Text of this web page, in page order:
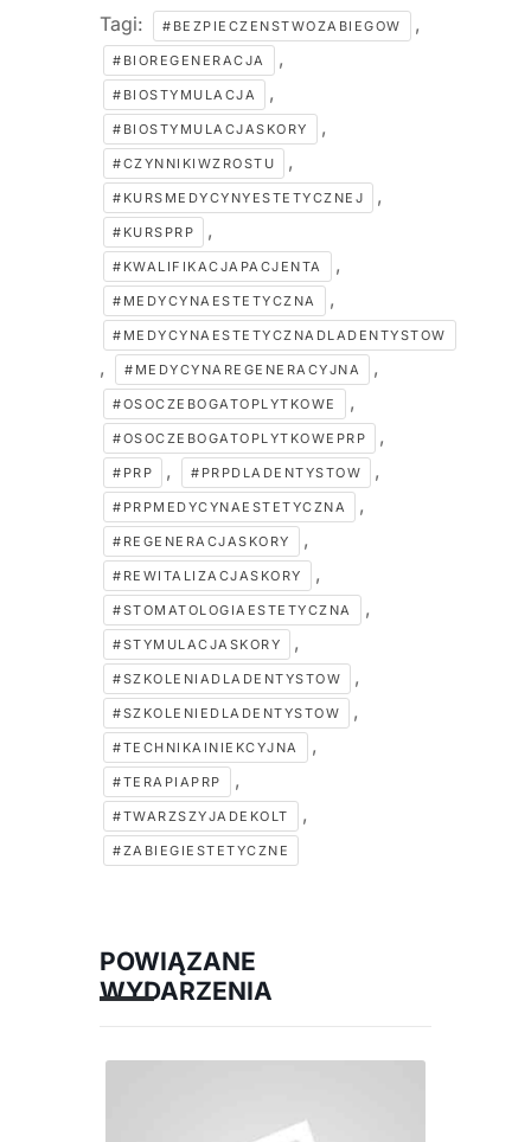
Tagi: #BEZPIECZENSTWOZABIEGOW ,
#BIOREGENERACJA ,
#BIOSTYMULACJA ,
#BIOSTYMULACJASKORY ,
#CZYNNIKIWZROSTU ,
#KURSMEDYCYNYESTETYCZNEJ ,
#KURSPRP ,
#KWALIFIKACJAPACJENTA ,
#MEDYCYNAESTETYCZNA ,
#MEDYCYNAESTETYCZNADLADENTYSTOW
, #MEDYCYNAREGENERACYJNA ,
#OSOCZEBOGATOPLYTKOWE ,
#OSOCZEBOGATOPLYTKOWEPRP ,
#PRP , #PRPDLADENTYSTOW ,
#PRPMEDYCYNAESTETYCZNA ,
#REGENERACJASKORY ,
#REWITALIZACJASKORY ,
#STOMATOLOGIAESTETYCZNA ,
#STYMULACJASKORY ,
#SZKOLENIADLADENTYSTOW ,
#SZKOLENIEDLADENTYSTOW ,
#TECHNIKAINIEKCYJNA ,
#TERAPIAPRP ,
#TWARZSZYJADEKOLT ,
#ZABIEGIESTETYCZNE
POWIĄZANE
WYDARZENIA